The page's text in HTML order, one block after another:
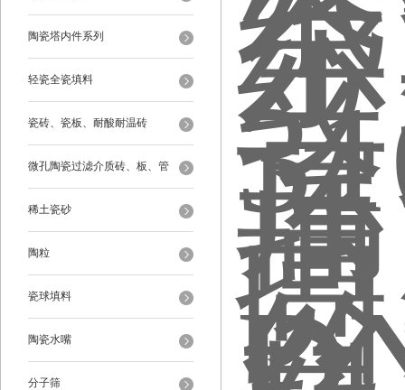
陶瓷塔内件系列
轻瓷全瓷填料
瓷砖、瓷板、耐酸耐温砖
微孔陶瓷过滤介质砖、板、管
稀土瓷砂
陶粒
瓷球填料
陶瓷水嘴
分子筛